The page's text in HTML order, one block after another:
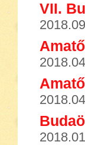
VII.